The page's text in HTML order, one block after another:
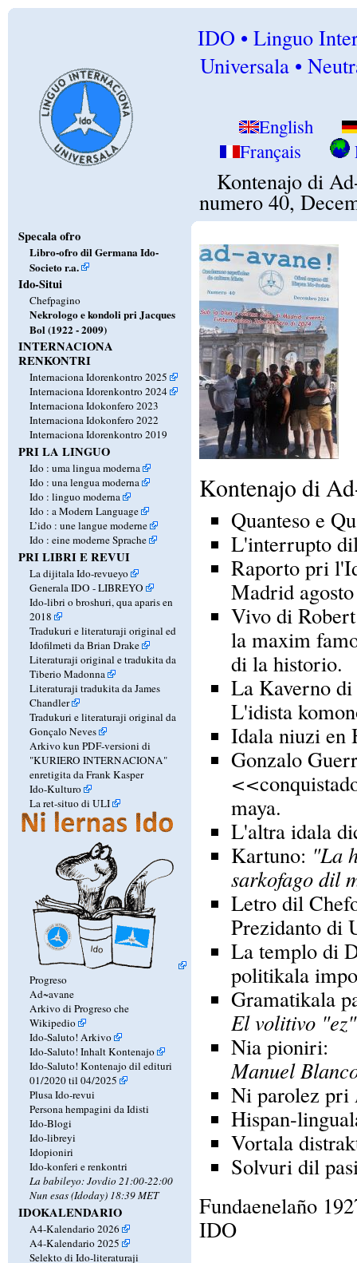
IDO • Linguo
Universala •
English
Français
Kontenajo di
numero 40,
Specala ofro
Libro-ofro dil Germana Ido-
Societo r.a.
Ido-Situi
Chefpagino
Nekrologo e kondoli pri Jacques
Bol (1922 - 2009)
INTERNACIONA
RENKONTRI
Internaciona Idorenkontro 2025
Internaciona Idorenkontro 2024
Internaciona Idokonfero 2023
Internaciona Idokonfero 2022
Internaciona Idorenkontro 2019
PRI LA LINGUO
Ido : uma lingua moderna
Ido : una lengua moderna
Ido : linguo moderna
Ido : a Modern Language
L’ido : une langue moderne
Ido : eine moderne Sprache
PRI LIBRI E REVUI
La dijitala Ido-revueyo
Generala IDO - LIBREYO
Ido-libri o broshuri, qua aparis en
2018
Tradukuri e literaturaji original ed
Idofilmeti da Brian Drake
Literaturaji original e tradukita da
Tiberio Madonna
Literaturaji tradukita da James
Chandler
Tradukuri e literaturaji original da
Gonçalo Neves
Arkivo kun PDF-versioni di
"KURIERO INTERNACIONA"
enretigita da Frank Kasper
Ido-Kulturo
La ret-situo di ULI
Progreso
Ad~avane
Arkivo di Progreso che
Wikipedio
Ido-Saluto! Arkivo
Ido-Saluto! Inhalt Kontenajo
Ido-Saluto! Kontenajo dil edituri
01/2020 til 04/2025
Plusa Ido-revui
Persona hempagini da Idisti
Ido-Blogi
Ido-libreyi
Idopioniri
Ido-konferi e renkontri
La babileyo: Jovdio 21:00-22:00
Nun esas (Idoday) 18:39 MET
IDOKALENDARIO
A4-Kalendario 2026
A4-Kalendario 2025
Selekto di Ido-literaturaji
Kontenajo di
Quanteso e
L'interrupto
Raporto pri
Madrid
Vivo di
la maxim
di la historio.
La Kaverno
L'idista
Idala niuzi en
Gonzalo
<<
maya.
L'altra idala
Kartuno: "La
sarkofago dil
Letro dil
Prezidanto di
La templo di
politikala
Gramatikala
El volitivo "ez"
Nia pioniri:
Manuel
Ni parolez pri
Hispan-
Vortala
Solvuri dil
Fundaenelaño
IDO